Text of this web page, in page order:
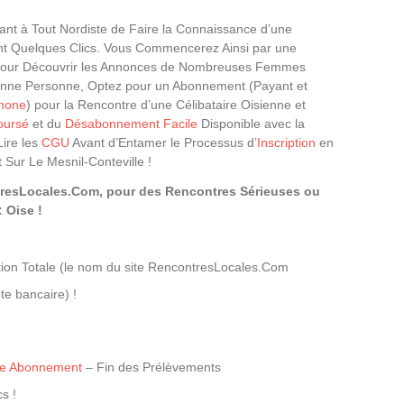
à Tout Nordiste de Faire la Connaissance d’une
Quelques Clics. Vous Commencerez Ainsi par une
Découvrir les Annonces de Nombreuses Femmes
Personne, Optez pour un Abonnement (Payant et
) pour la Rencontre d’une Célibataire Oisienne et
et du Désabonnement Facile Disponible avec la
les CGU Avant d’Entamer le Processus d’Inscription en
Le Mesnil-Conteville !
pour des Rencontres Sérieuses ou
Oise !
Totale (le nom du site RencontresLocales.Com
bancaire) !
Abonnement – Fin des Prélèvements
!